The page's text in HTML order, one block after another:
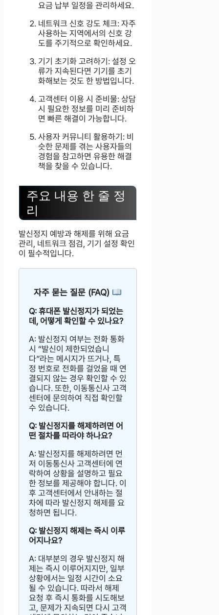
요금 납부 일정을 관리하세요.
네트워크 신호 강도 체크: 자주
사용하는 지역에서의 신호 강
도를 주기적으로 확인하세요.
기기 초기화 고려하기: 설정 오
류가 지속된다면 기기를 초기
화해보는 것도 한 방법입니다.
고객센터 이용 시 준비물: 상담
시 필요한 정보를 미리 준비하
면 빠른 해결이 가능합니다.
사용자 커뮤니티 활용하기: 비
슷한 문제를 겪는 사용자들의
경험을 참고하면 유용한 해결
책을 찾을 수 있습니다.
주요 내용 한 줄 정
리
발신정지 예방과 해제를 위해 요금
관리, 네트워크 점검, 기기 설정 확인
이 필수적입니다.
자주 묻는 질문 (FAQ)
Q: 휴대폰 발신정지가 되었는
데, 어떻게 확인할 수 있나요?
A: 발신정지 여부는 전화 통화
시 “발신이 제한되었습니
다”라는 메시지가 뜨거나, 특
정 번호로 전화를 걸었을 때 연
결되지 않는 경우 확인할 수 있
습니다. 또한, 이동통신사 고객
센터에 문의하여 직접 확인할
수 있습니다.
Q: 발신정지를 해제하려면 어
떤 절차를 따라야 하나요?
A: 발신정지를 해제하려면 먼
저 이동통신사 고객센터에 연
락하여 상황을 설명하고 필요
한 정보를 제공해야 합니다. 이
후 고객센터에서 안내하는 절
차에 따라 발신정지 해제를 요
청하면 됩니다.
Q: 발신정지 해제는 즉시 이루
어지나요?
A: 대부분의 경우 발신정지 해
제는 즉시 이루어지지만, 일부
상황에서는 일정 시간이 소요
될 수 있습니다. 따라서 해제
요청 후 즉시 통화를 시도해보
고, 문제가 지속되면 다시 고객